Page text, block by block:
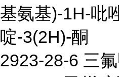
基氨基)-1H-吡
啶-3(2H)-酮
2923-28-6 三